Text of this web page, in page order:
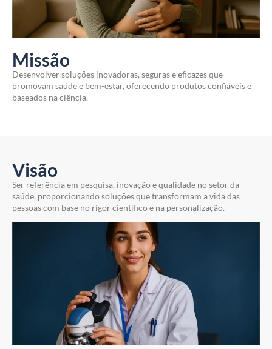
Missão
Desenvolver soluções inovadoras, seguras e eficazes que
promovam saúde e bem-estar, oferecendo produtos confiáveis e
baseados na ciência.
Visão
Ser referência em pesquisa, inovação e qualidade no setor da
saúde, proporcionando soluções que transformam a vida das
pessoas com base no rigor científico e na personalização.